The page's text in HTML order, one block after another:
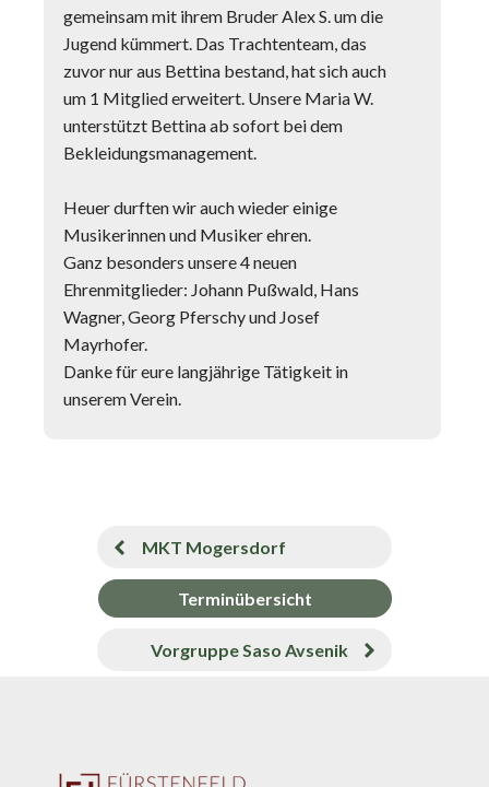
gemeinsam mit ihrem Bruder Alex S. um die
Jugend kümmert. Das Trachtenteam, das
zuvor nur aus Bettina bestand, hat sich auch
um 1 Mitglied erweitert. Unsere Maria W.
unterstützt Bettina ab sofort bei dem
Bekleidungsmanagement.
Heuer durften wir auch wieder einige
Musikerinnen und Musiker ehren.
Ganz besonders unsere 4 neuen
Ehrenmitglieder: Johann Pußwald, Hans
Wagner, Georg Pferschy und Josef
Mayrhofer.
Danke für eure langjährige Tätigkeit in
unserem Verein.
MKT Mogersdorf
Terminübersicht
Vorgruppe Saso Avsenik